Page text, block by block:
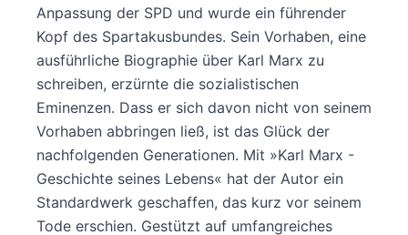
Anpassung der SPD und wurde ein führender
Kopf des Spartakusbundes. Sein Vorhaben, eine
ausführliche Biographie über Karl Marx zu
schreiben, erzürnte die sozialistischen
Eminenzen. Dass er sich davon nicht von seinem
Vorhaben abbringen ließ, ist das Glück der
nachfolgenden Generationen. Mit »Karl Marx -
Geschichte seines Lebens« hat der Autor ein
Standardwerk geschaffen, das kurz vor seinem
Tode erschien. Gestützt auf umfangreiches